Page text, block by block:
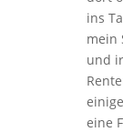
ins
mein
und
eine